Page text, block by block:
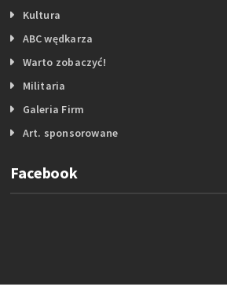
Kultura
ABC wędkarza
Warto zobaczyć!
Militaria
Galeria Firm
Art. sponsorowane
Facebook